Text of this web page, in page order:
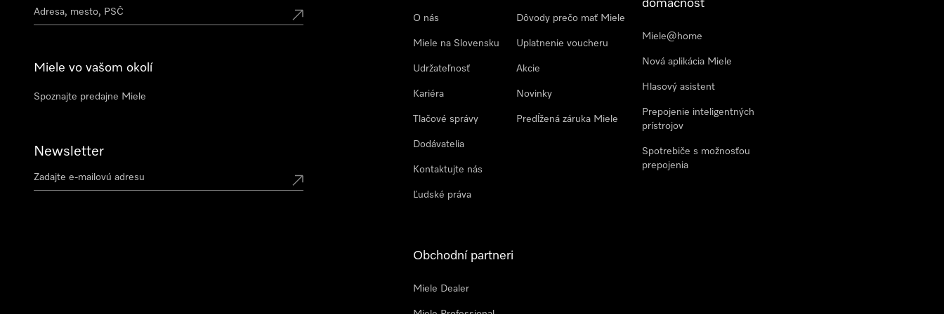
Miele vo vašom okolí
Spoznajte predajne Miele
Newsletter
O nás
Miele na Slovensku
Udržateľnosť
Kariéra
Tlačové správy
Dodávatelia
Kontaktujte nás
Ľudské práva
Dôvody prečo mať Miele
Uplatnenie voucheru
Akcie
Novinky
Predĺžená záruka Miele
domácnosť
Miele@home
Nová aplikácia Miele
Hlasový asistent
Prepojenie inteligentných
prístrojov
Spotrebiče s možnosťou
prepojenia
Obchodní partneri
Miele Dealer